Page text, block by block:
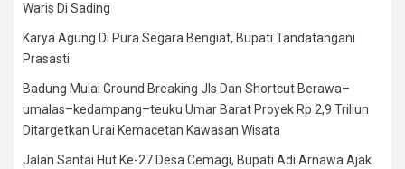
Waris Di Sading
Karya Agung Di Pura Segara Bengiat, Bupati Tandatangani
Prasasti
Badung Mulai Ground Breaking Jls Dan Shortcut Berawa–
umalas–kedampang–teuku Umar Barat Proyek Rp 2,9 Triliun
Ditargetkan Urai Kemacetan Kawasan Wisata
Jalan Santai Hut Ke-27 Desa Cemagi, Bupati Adi Arnawa Ajak